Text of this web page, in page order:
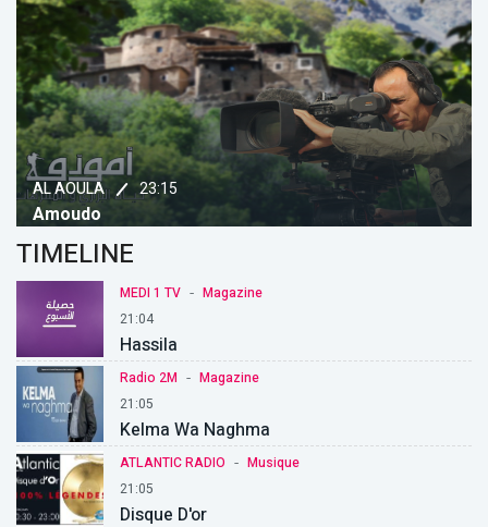
AL AOULA 23:15
Amoudo
TIMELINE
MEDI 1 TV - Magazine
21:04
Hassila
Radio 2M - Magazine
21:05
Kelma Wa Naghma
ATLANTIC RADIO - Musique
21:05
Disque D'or